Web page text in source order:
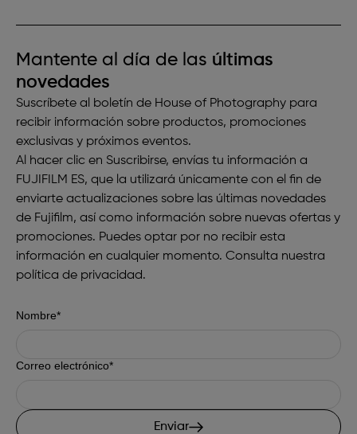
Mantente al día de las últimas
novedades
Suscríbete al boletín de House of Photography para
recibir información sobre productos, promociones
exclusivas y próximos eventos.
Al hacer clic en Suscribirse, envías tu información a
FUJIFILM ES, que la utilizará únicamente con el fin de
enviarte actualizaciones sobre las últimas novedades
de Fujifilm, así como información sobre nuevas ofertas y
promociones. Puedes optar por no recibir esta
información en cualquier momento. Consulta nuestra
política de privacidad.
Nombre*
Correo electrónico*
Enviar